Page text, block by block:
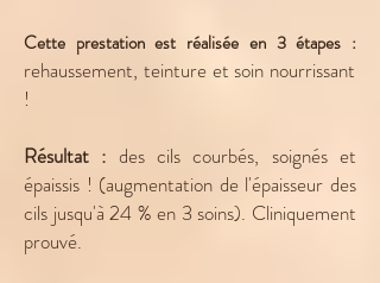
Cette prestation est réalisée en 3 étapes :
rehaussement, teinture et soin nourrissant
!
Résultat : des cils courbés, soignés et
épaissis ! (augmentation de l'épaisseur des
cils jusqu'à 24 % en 3 soins). Cliniquement
prouvé.